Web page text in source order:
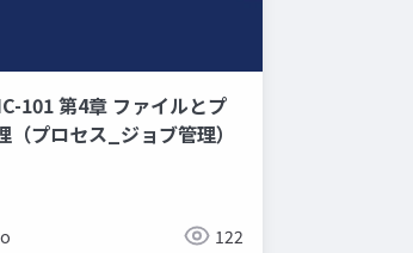
101 第4章 ファイルとプ
（プロセス_ジョブ管理）
122